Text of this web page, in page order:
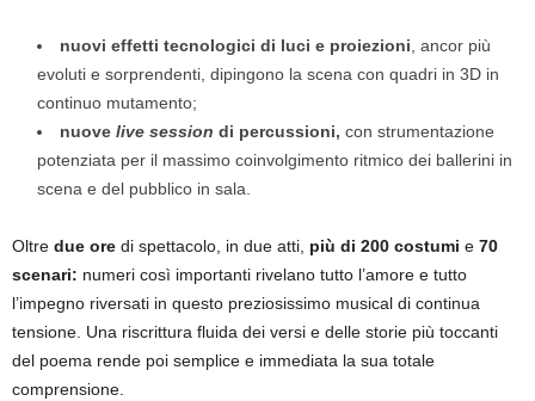
nuovi effetti tecnologici di luci e proiezioni , ancor più
evoluti e sorprendenti, dipingono la scena con quadri in 3D in
continuo mutamento;
nuove live session di percussioni, con strumentazione
potenziata per il massimo coinvolgimento ritmico dei ballerini in
scena e del pubblico in sala.
Oltre due ore di spettacolo, in due atti, più di 200 costumi e 70
scenari: numeri così importanti rivelano tutto l’amore e tutto
l’impegno riversati in questo preziosissimo musical di continua
tensione. Una riscrittura fluida dei versi e delle storie più toccanti
del poema rende poi semplice e immediata la sua totale
comprensione.